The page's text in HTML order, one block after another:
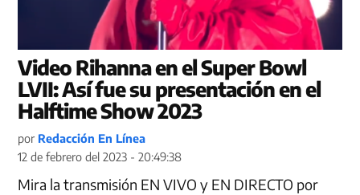
Video Rihanna en el Super Bowl
LVII: Así fue su presentación en el
Halftime Show 2023
por Redacción En Línea
12 de febrero del 2023 - 20:49:38
Mira la transmisión EN VIVO y EN DIRECTO por